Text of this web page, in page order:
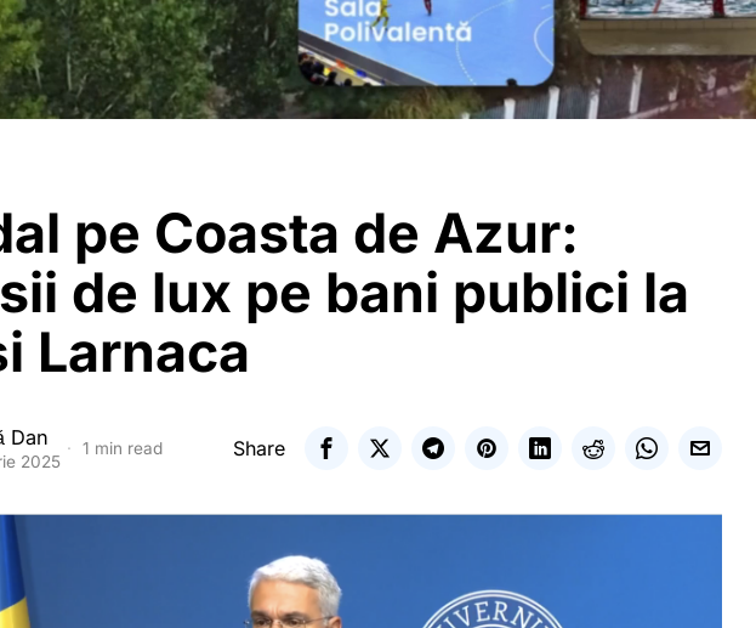
pe Coasta de Azur:
de lux pe bani publici la
Larnaca
Dan
2025
1 min read Share